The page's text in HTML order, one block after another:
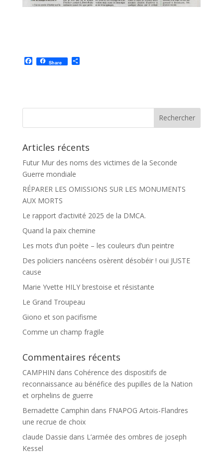
F
a
o
Share P
e
Articles récents
Futur Mur des noms des victimes de la Seconde
Guerre mondiale
RÉPARER LES OMISSIONS SUR LES MONUMENTS
AUX MORTS
Le rapport d’activité 2025 de la DMCA.
Quand la paix chemine
Les mots d’un poète – les couleurs d’un peintre
Des policiers nancéens osèrent désobéir ! oui JUSTE
cause
Marie Yvette HILY brestoise et résistante
Le Grand Troupeau
Giono et son pacifisme
Comme un champ fragile
Commentaires récents
CAMPHIN dans Cohérence des dispositifs de
reconnaissance au bénéfice des pupilles de la Nation
et orphelins de guerre
Bernadette Camphin dans FNAPOG Artois-Flandres
une recrue de choix
claude Dassie dans L’armée des ombres de joseph
Kessel